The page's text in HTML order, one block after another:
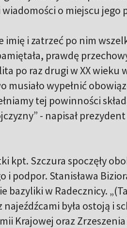
o miejscu jego
imię i zatrzeć po nim
prawdę
po raz drugi w XX wieku
musiało wypełnić
tej powinności
- napisał
kpt. Szczura spoczęły
i podpor. Stanisława
w Radecznicy.
była ostoją i
Krajowej oraz